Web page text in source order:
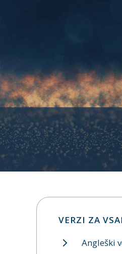
VERZI ZA
Angleški